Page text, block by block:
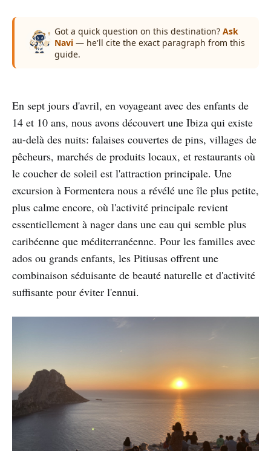
Got a quick question on this destination? Ask
Navi — he'll cite the exact paragraph from this
guide.
En sept jours d'avril, en voyageant avec des enfants de
14 et 10 ans, nous avons découvert une Ibiza qui existe
au-delà des nuits: falaises couvertes de pins, villages de
pêcheurs, marchés de produits locaux, et restaurants où
le coucher de soleil est l'attraction principale. Une
excursion à Formentera nous a révélé une île plus petite,
plus calme encore, où l'activité principale revient
essentiellement à nager dans une eau qui semble plus
caribéenne que méditerranéenne. Pour les familles avec
ados ou grands enfants, les Pitiusas offrent une
combinaison séduisante de beauté naturelle et d'activité
suffisante pour éviter l'ennui.